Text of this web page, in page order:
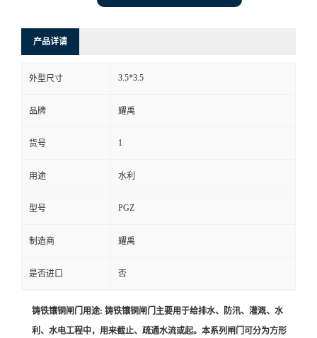
产品详请
外型尺寸 3.5*3.5
品牌 耀禹
货号 1
用途 水利
型号 PGZ
制造商 耀禹
是否进口 否
铸铁镶铜闸门用途: 铸铁镶铜闸门主要用于给排水、防汛、灌溉、水
利、水电工程中，用来截止、疏通水流或起。本系列闸门可分为方形